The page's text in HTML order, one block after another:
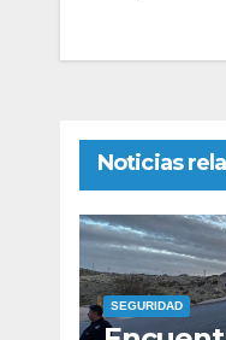
Noticias
SEGURIDAD